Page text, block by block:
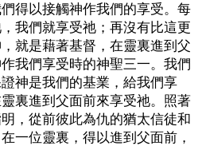
得以接觸神作我們的享受。每
我們就享受祂；再沒有比這更
就是藉著基督，在靈裏進到父
我們享受時的神聖三一。我們
神是我們的基業，給我們享
裏進到父面前來享受祂。照著
，從前彼此為仇的猶太信徒和
一位靈裏，得以進到父面前，